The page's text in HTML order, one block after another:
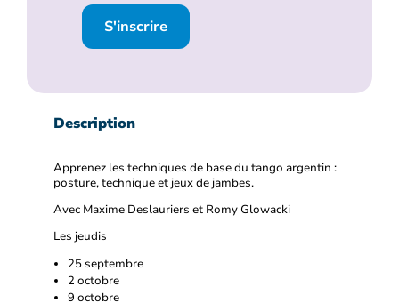
S'inscrire
Description
Apprenez les techniques de base du tango argentin :
posture, technique et jeux de jambes.
Avec Maxime Deslauriers et Romy Glowacki
Les jeudis
25 septembre
2 octobre
9 octobre